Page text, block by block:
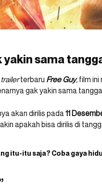
yakin sama
trailerterbaru Free Guy, film ini
gak yakin sama
akan dirilis pada11
apakah bisa dirilis di
itu-itu saja? Coba gaya